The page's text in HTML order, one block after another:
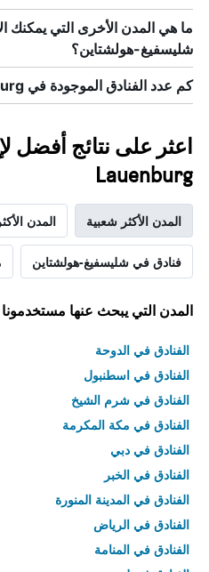
ما هي المدن الأخرى التي يمكنك
شليسفيغ-هولشتاين؟
كم عدد الفنادق الموجودة في Lauenburg؟
اعثر على نتائج أفضل
Lauenburg
المدن الأكثر شعبية المدن
فنادق في شليسفيغ-هولشتاين
المدن التي يبحث عنها مستخدمونا
الفنادق في الدوحة
الفنادق في اسطنبول
الفنادق في شرم الشيخ
الفنادق في مكة المكرمة
الفنادق في دبي
الفنادق في الخبر
الفنادق في المدينة المنورة
الفنادق في الرياض
الفنادق في المنامة